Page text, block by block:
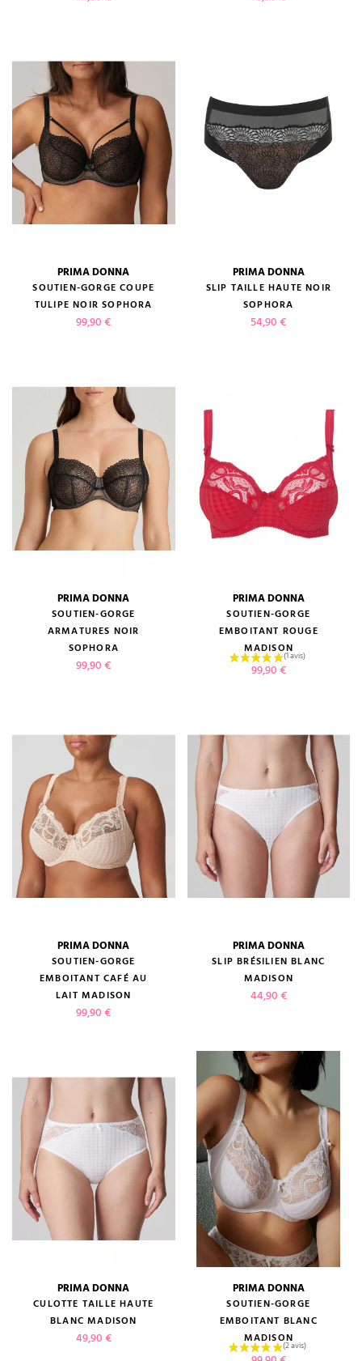
PRIMA DONNA
SOUTIEN-GORGE COUPE
TULIPE NOIR SOPHORA
Prix
99,90 €
PRIMA DONNA
SLIP TAILLE HAUTE NOIR
SOPHORA
Prix
54,90 €
PRIMA DONNA
SOUTIEN-GORGE
ARMATURES NOIR
SOPHORA
Prix
99,90 €
PRIMA DONNA
SOUTIEN-GORGE
EMBOITANT ROUGE
MADISON
Prix
99,90 €
PRIMA DONNA
SOUTIEN-GORGE
EMBOITANT CAFÉ AU
LAIT MADISON
Prix
99,90 €
PRIMA DONNA
SLIP BRÉSILIEN BLANC
MADISON
Prix
44,90 €
PRIMA DONNA
CULOTTE TAILLE HAUTE
BLANC MADISON
Prix
49,90 €
PRIMA DONNA
SOUTIEN-GORGE
EMBOITANT BLANC
MADISON